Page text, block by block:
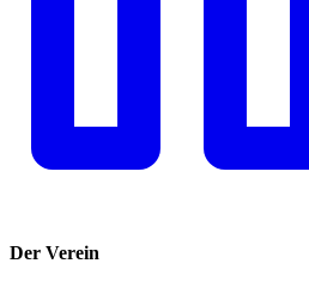
Der Verein